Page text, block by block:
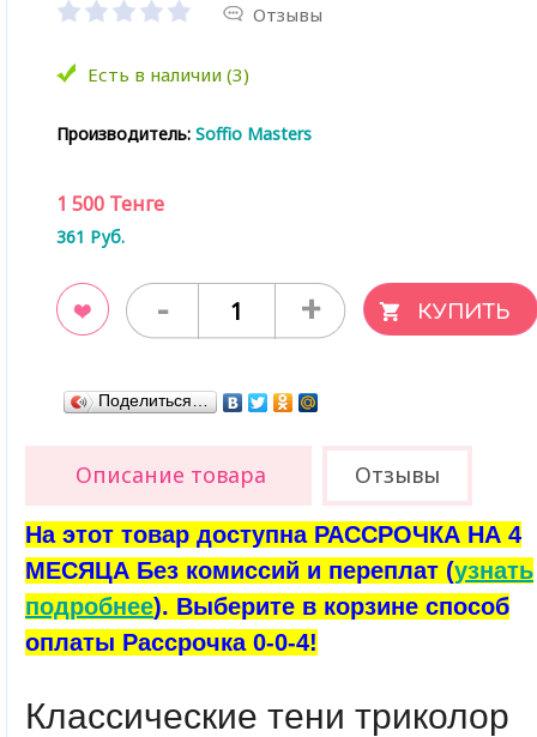
Отзывы
Есть в наличии (3)
Производитель: Soffio Masters
1 500 Тенге
361 Руб.
- +
Поделиться…
Описание товара Отзывы
На этот товар доступна РАССРОЧКА НА 4
МЕСЯЦА Без комиссий и переплат (узнать
подробнее). Выберите в корзине способ
оплаты Рассрочка 0-0-4!
Классические тени триколор